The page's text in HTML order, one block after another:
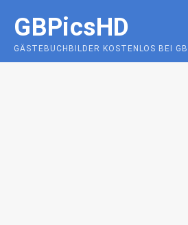
content
GBPicsHD
GÄSTEBUCHBILDER KOSTENLOS BEI